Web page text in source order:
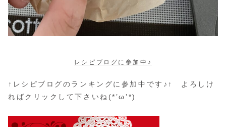
レシピブログに参加中♪
↑レシピブログのランキングに参加中です♪↑ よろしけ
ればクリックして下さいね(*’ω’*)